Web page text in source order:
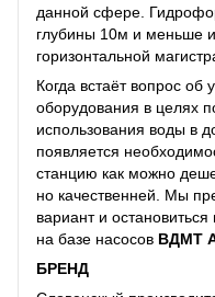
данной сфере.
глубины 10м и меньше
горизонтальной
Когда встаёт вопрос об
оборудования в целях
использования воды в
появляется
станцию как можно
но качественней. Мы
вариант и
на базе насосов ВДМТ
БРЕНД